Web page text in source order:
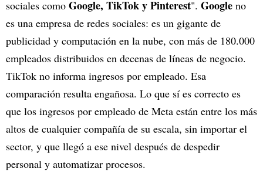
sociales como Google, TikTok y Pinterest". Google no
es una empresa de redes sociales: es un gigante de
publicidad y computación en la nube, con más de 180.000
empleados distribuidos en decenas de líneas de negocio.
TikTok no informa ingresos por empleado. Esa
comparación resulta engañosa. Lo que sí es correcto es
que los ingresos por empleado de Meta están entre los más
altos de cualquier compañía de su escala, sin importar el
sector, y que llegó a ese nivel después de despedir
personal y automatizar procesos.